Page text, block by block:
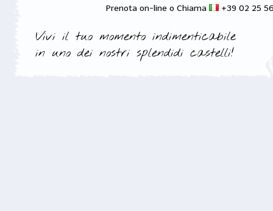
Prenota on-line o Chiama +39 02 25
Vivi il tuo momento indimenticabile
in uno dei nostri splendidi castelli!